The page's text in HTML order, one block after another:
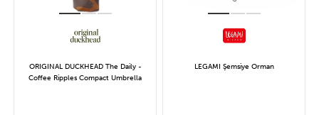
ORIGINAL DUCKHEAD The Daily -
Coffee Ripples Compact Umbrella
LEGAMI Şemsiye Orman